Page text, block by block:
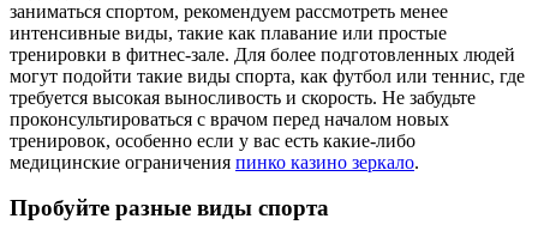
заниматься спортом, рекомендуем рассмотреть менее
интенсивные виды, такие как плавание или простые
тренировки в фитнес-зале. Для более подготовленных людей
могут подойти такие виды спорта, как футбол или теннис, где
требуется высокая выносливость и скорость. Не забудьте
проконсультироваться с врачом перед началом новых
тренировок, особенно если у вас есть какие-либо
медицинские ограничения пинко казино зеркало.
Пробуйте разные виды спорта